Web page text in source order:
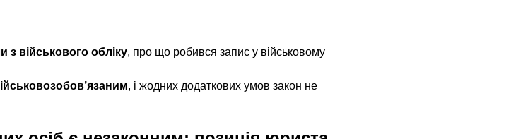
з військового обліку, про що робився запис у військовому
, і жодних додаткових умов закон не